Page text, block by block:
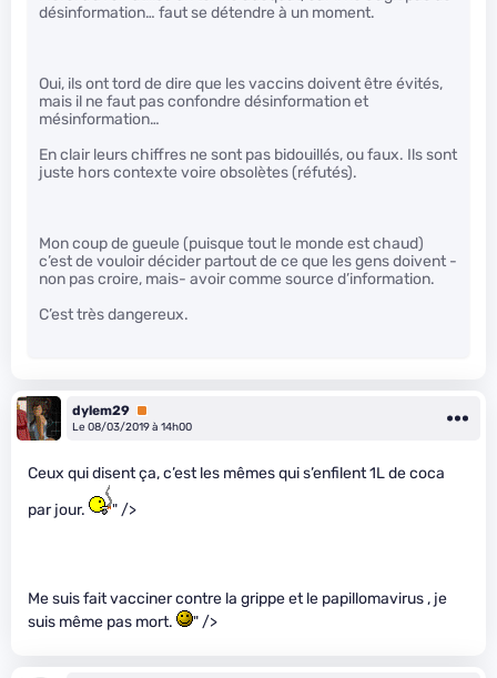
désinformation… faut se détendre à un moment.
Oui, ils ont tord de dire que les vaccins doivent être évités,
mais il ne faut pas confondre désinformation et
mésinformation…
En clair leurs chiffres ne sont pas bidouillés, ou faux. Ils sont
juste hors contexte voire obsolètes (réfutés).
Mon coup de gueule (puisque tout le monde est chaud)
c’est de vouloir décider partout de ce que les gens doivent -
non pas croire, mais- avoir comme source d’information.
C’est très dangereux.
dylem29 Premium
Le 08/03/2019 à 14h00
Ceux qui disent ça, c’est les mêmes qui s’enfilent 1L de coca
par jour.
" />
Me suis fait vacciner contre la grippe et le papillomavirus , je
suis même pas mort.
" />